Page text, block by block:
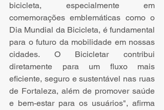
bicicleta, especialmente em
comemorações emblemáticas como o
Dia Mundial da Bicicleta, é fundamental
para o futuro da mobilidade em nossas
cidades. O Bicicletar contribui
diretamente para um fluxo mais
eficiente, seguro e sustentável nas ruas
de Fortaleza, além de promover saúde
e bem-estar para os usuários", afirma